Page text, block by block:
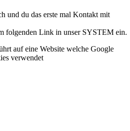
und du das erste mal Kontakt mit
folgenden Link in unser SYSTEM ein.
auf eine Website welche Google
verwendet